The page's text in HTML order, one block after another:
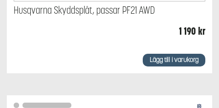
Husqvarna Skyddsplåt, passar PF21 AWD
1 190 kr
Lägg till i varukorg